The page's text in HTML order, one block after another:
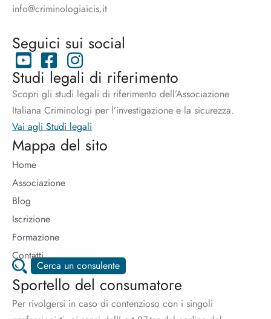
info@criminologiaicis.it
Seguici sui social
Studi legali di riferimento
Scopri gli studi legali di riferimento dell’Associazione
Italiana Criminologi per l’investigazione e la sicurezza.
Vai agli Studi legali
Mappa del sito
Home
Associazione
Blog
Iscrizione
Formazione
Contatti
Cerca un consulente
Sportello del consumatore
Per rivolgersi in caso di contenzioso con i singoli